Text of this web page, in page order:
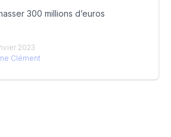
300 millions d’euros
2023
Clément